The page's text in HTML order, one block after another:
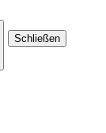
Schließen